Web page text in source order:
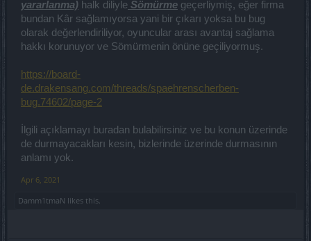
yararlanma) halk diliyle Sömürme geçerliymiş, eğer firma
bundan Kâr sağlamıyorsa yani bir çıkarı yoksa bu bug
olarak değerlendiriliyor, oyuncular arası avantaj sağlama
hakkı korunuyor ve Sömürmenin önüne geçiliyormuş.
https://board-
de.drakensang.com/threads/spaehrenscherben-
bug.74602/page-2
İlgili açıklamayı buradan bulabilirsiniz ve bu konun üzerinde
de durmayacakları kesin, bizlerinde üzerinde durmasının
anlamı yok.
Apr 6, 2021
Damm1tmaN likes this.